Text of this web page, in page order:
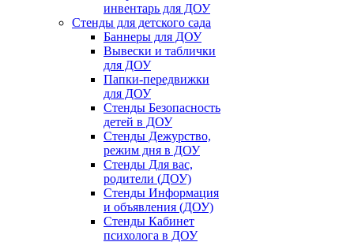
инвентарь для ДОУ
Стенды для детского сада
Баннеры для ДОУ
Вывески и таблички
для ДОУ
Папки-передвижки
для ДОУ
Стенды Безопасность
детей в ДОУ
Стенды Дежурство,
режим дня в ДОУ
Стенды Для вас,
родители (ДОУ)
Стенды Информация
и объявления (ДОУ)
Стенды Кабинет
психолога в ДОУ